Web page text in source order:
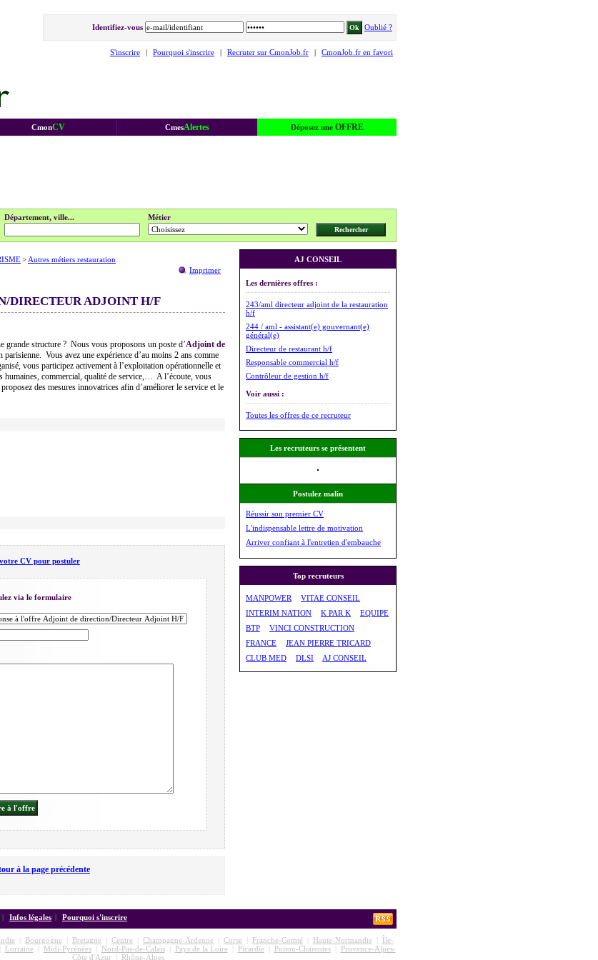
Identifiez-vous Oublié ?
S'inscrire | Pourquoi s'inscrire | Recruter sur CmonJob.fr | CmonJob.fr en favori
CmonCV CmesAlertes Déposez une OFFRE
Département, ville... Métier
Imprimer
> Autres métiers restauration
DIRECTEUR ADJOINT H/F
grande structure ? Nous vous proposons un poste d’Adjoint de
parisienne. Vous avez une expérience d’au moins 2 ans comme
vous participez activement à l’exploitation opérationnelle et
humaines, commercial, qualité de service,… A l’écoute, vous
des mesures innovatrices afin d’améliorer le service et le
votre CV pour postuler
via le formulaire
à la page précédente
AJ CONSEIL
Les dernières offres :
243/aml directeur adjoint de la restauration
h/f
244 / aml - assistant(e) gouvernant(e)
général(e)
Directeur de restaurant h/f
Responsable commercial h/f
Contrôleur de gestion h/f
Voir aussi :
Toutes les offres de ce recruteur
Les recruteurs se présentent
Postulez malin
Réussir son premier CV
L'indispensable lettre de motivation
Arriver confiant à l'entretien d'embauche
Top recruteurs
MANPOWER
VITAE CONSEIL
INTERIM NATION
K PAR K
EQUIPE
BTP
VINCI CONSTRUCTION
FRANCE
JEAN PIERRE TRICARD
CLUB MED
DLSI AJ CONSEIL
| Infos légales | Pourquoi s'inscrire
Bourgogne Bretagne Centre Champagne-Ardenne Corse Franche-Comté Haute-Normandie
Île-
Lorraine| Midi-Pyrénées| Nord-Pas-de-Calais| Pays de la Loire| Picardie| Poitou-Charentes|
Provence-Alpes-
Côte d'Azur| Rhône-Alpes